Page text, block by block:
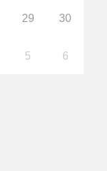
29 30
5 6